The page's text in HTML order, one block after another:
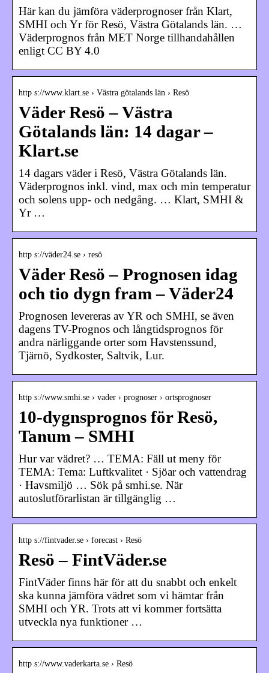
Här kan du jämföra väderprognoser från Klart,
SMHI och Yr för Resö, Västra Götalands län. …
Väderprognos från MET Norge tillhandahållen
enligt CC BY 4.0
http s://www.klart.se › Västra götalands län › Resö
Väder Resö – Västra
Götalands län: 14 dagar –
Klart.se
14 dagars väder i Resö, Västra Götalands län.
Väderprognos inkl. vind, max och min temperatur
och solens upp- och nedgång. … Klart, SMHI &
Yr …
http s://väder24.se › resö
Väder Resö – Prognosen idag
och tio dygn fram – Väder24
Prognosen levereras av YR och SMHI, se även
dagens TV-Prognos och långtidsprognos för
andra närliggande orter som Havstenssund,
Tjärnö, Sydkoster, Saltvik, Lur.
http s://www.smhi.se › vader › prognoser › ortsprognoser
10-dygnsprognos för Resö,
Tanum – SMHI
Hur var vädret? … TEMA: Fäll ut meny för
TEMA: Tema: Luftkvalitet · Sjöar och vattendrag
· Havsmiljö … Sök på smhi.se. När
autoslutförarlistan är tillgänglig …
http s://fintvader.se › forecast › Resö
Resö – FintVäder.se
FintVäder finns här för att du snabbt och enkelt
ska kunna jämföra vädret som vi hämtar från
SMHI och YR. Trots att vi kommer fortsätta
utveckla nya funktioner …
http s://www.vaderkarta.se › Resö